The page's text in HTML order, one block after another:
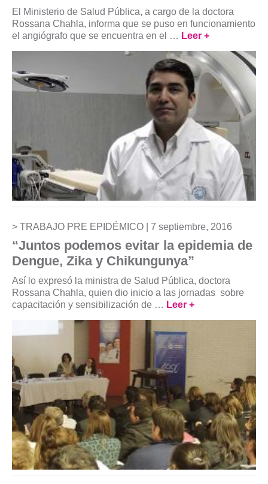
El Ministerio de Salud Pública, a cargo de la doctora
Rossana Chahla, informa que se puso en funcionamiento
el angiógrafo que se encuentra en el … Leer +
TRABAJO PRE EPIDÉMICO | 7 septiembre, 2016
“Juntos podemos evitar la epidemia de
Dengue, Zika y Chikungunya”
Así lo expresó la ministra de Salud Pública, doctora
Rossana Chahla, quien dio inicio a las jornadas sobre
capacitación y sensibilización de … Leer +